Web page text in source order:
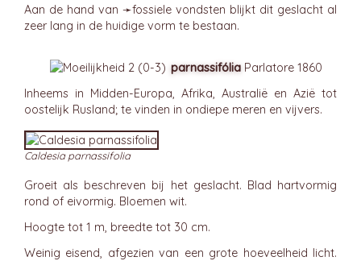
Aan de hand van ➛fossiele vondsten blijkt dit geslacht al
zeer lang in de huidige vorm te bestaan.
parnassifólia Parlatore 1860
Inheems in Midden-Europa, Afrika, Australië en Azië tot
oostelijk Rusland; te vinden in ondiepe meren en vijvers.
Caldesia parnassifolia
Groeit als beschreven bij het geslacht. Blad hartvormig
rond of eivormig. Bloemen wit.
Hoogte tot 1 m, breedte tot 30 cm.
Weinig eisend, afgezien van een grote hoeveelheid licht.